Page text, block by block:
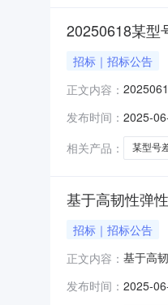
20250618某型
招标｜招标公告
正文内容：
发布时间： 2025-
相关产品：
某型号
基于高韧性弹
招标｜招标公告
正文内容： 基于高
发布时间： 2025-